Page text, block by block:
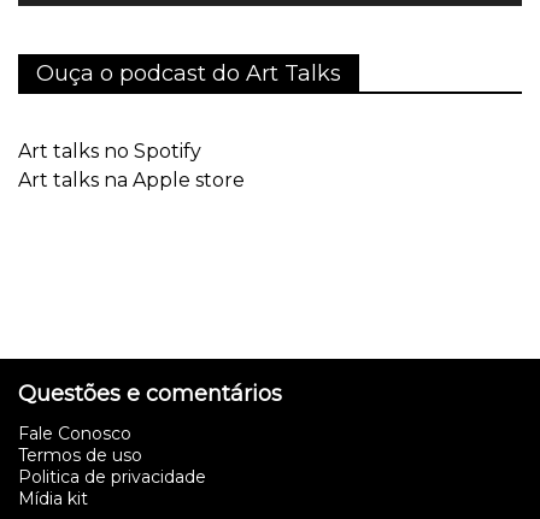
Ouça o podcast do Art Talks
Art talks no Spotify
Art talks na Apple store
Questões e comentários
Fale Conosco
Termos de uso
Politica de privacidade
Mídia kit